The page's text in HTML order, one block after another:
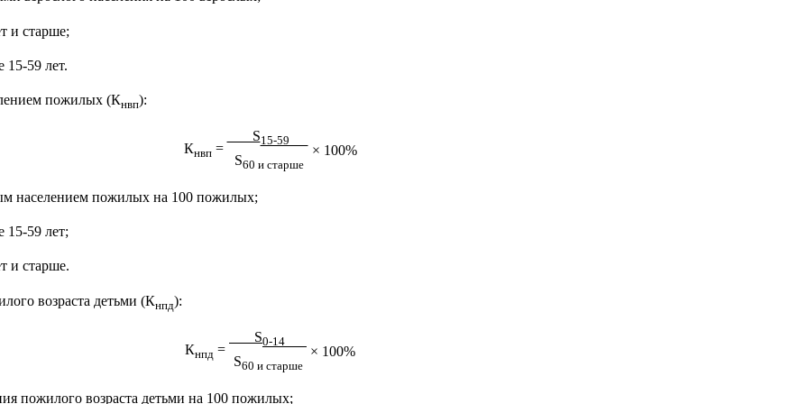
и старше;
15-59 лет.
пожилых (Кнвп):
Кнвп=
S15-59
× 100%
S60 и старше
населением пожилых на 100 пожилых;
15-59 лет;
и старше.
возраста детьми (Кнпд):
Кнпд =
S0-14
× 100%
S60 и старше
пожилого возраста детьми на 100 пожилых;